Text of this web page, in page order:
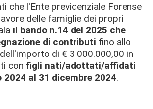
che l'Ente previdenziale Forense
delle famiglie dei propri
il bando n.14 del 2025 che
di contributi fino allo
di € 3.000.000,00 in
con figli nati/adottati/affidati
2024 al 31 dicembre 2024.